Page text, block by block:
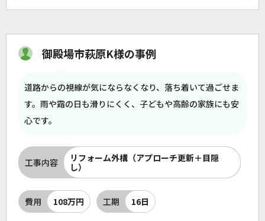
御殿場市萩原K様の事例
道路からの視線が気にならなくなり、落ち着いて過ごせま
す。雨や霜の日も滑りにくく、子どもや高齢の家族にも安
心です。
工事内容
リフォーム外構（アプローチ更新＋目隠
し）
費用 108万円 工期 16日